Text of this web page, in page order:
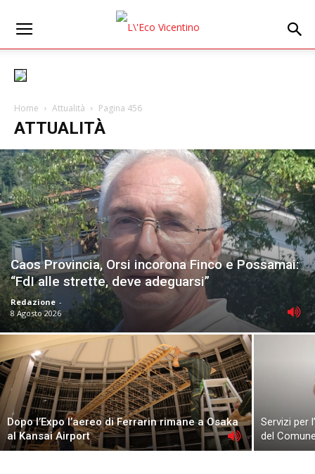
Home Attualità Pagina 456
ATTUALITÀ
Caos Provincia, Orsi incorona Finco e Possamai:
“FdI alle strette, deve adeguarsi”
Redazione -
8 Agosto 2026
Dopo l’Expo l’aereo di Ferrarin rimane a Osaka
al Kansai Airport
Servizi per
del